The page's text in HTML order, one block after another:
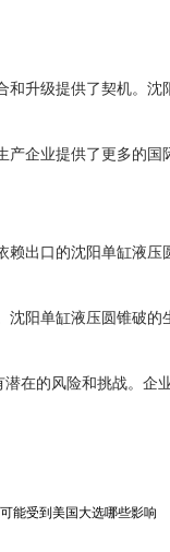
升级提供了契机。沈
企业提供了更多的国
出口的沈阳单缸液压
阳单缸液压圆锥破的
在的风险和挑战。企
能受到美国大选哪些影响